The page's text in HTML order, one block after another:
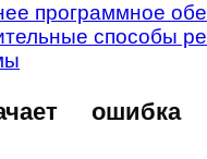
программное
способы
ошибка